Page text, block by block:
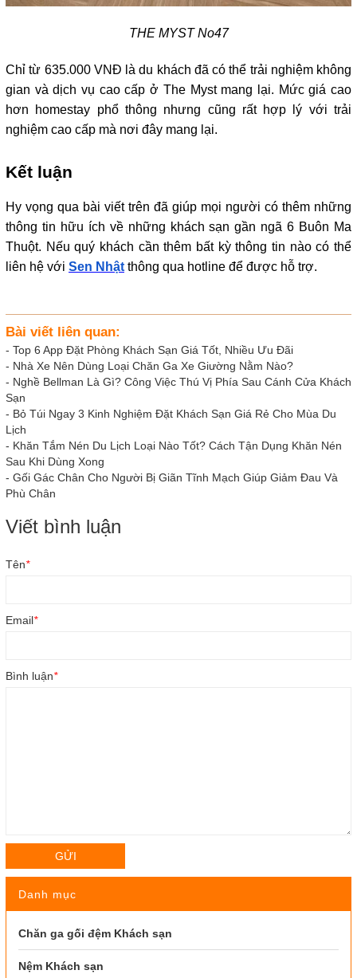
THE MYST No47
Chỉ từ 635.000 VNĐ là du khách đã có thể trải nghiệm không
gian và dịch vụ cao cấp ở The Myst mang lại. Mức giá cao
hơn homestay phổ thông nhưng cũng rất hợp lý với trải
nghiệm cao cấp mà nơi đây mang lại.
Kết luận
Hy vọng qua bài viết trên đã giúp mọi người có thêm những
thông tin hữu ích về những khách sạn gần ngã 6 Buôn Ma
Thuột. Nếu quý khách cần thêm bất kỳ thông tin nào có thể
liên hệ với Sen Nhật thông qua hotline để được hỗ trợ.
Bài viết liên quan:
- Top 6 App Đặt Phòng Khách Sạn Giá Tốt, Nhiều Ưu Đãi
- Nhà Xe Nên Dùng Loại Chăn Ga Xe Giường Nằm Nào?
- Nghề Bellman Là Gì? Công Việc Thú Vị Phía Sau Cánh Cửa Khách
Sạn
- Bỏ Túi Ngay 3 Kinh Nghiệm Đặt Khách Sạn Giá Rẻ Cho Mùa Du
Lịch
- Khăn Tắm Nén Du Lịch Loại Nào Tốt? Cách Tận Dụng Khăn Nén
Sau Khi Dùng Xong
- Gối Gác Chân Cho Người Bị Giãn Tĩnh Mạch Giúp Giảm Đau Và
Phù Chân
Viết bình luận
Tên*
Email*
Bình luận*
GỬI
Danh mục
Chăn ga gối đệm Khách sạn
Nệm Khách sạn